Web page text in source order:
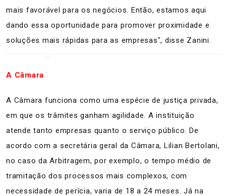
mais favorável para os negócios. Então, estamos aqui
dando essa oportunidade para promover proximidade e
soluções mais rápidas para as empresas", disse Zanini.
A Câmara
A Câmara funciona como uma espécie de justiça privada,
em que os trâmites ganham agilidade. A instituição
atende tanto empresas quanto o serviço público. De
acordo com a secretária geral da Câmara, Lilian Bertolani,
no caso da Arbitragem, por exemplo, o tempo médio de
tramitação dos processos mais complexos, com
necessidade de perícia, varia de 18 a 24 meses. Já na